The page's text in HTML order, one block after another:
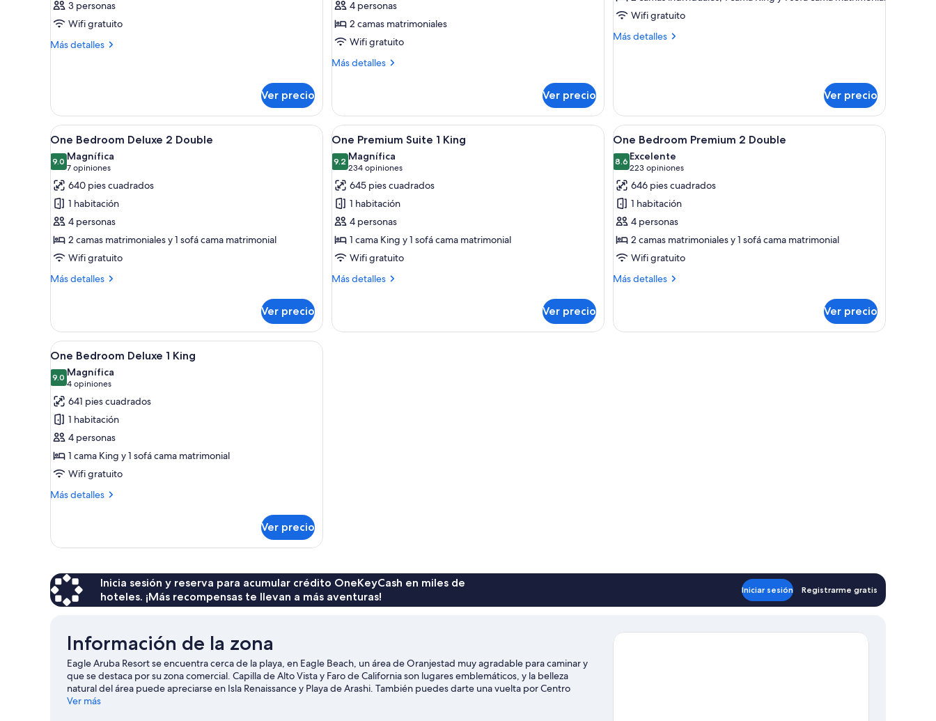
Habitación
3 personas
Wifi gratuito
Más detalles
Más
Ver precio
Room
Premium
4 personas
2 camas matrimoniales
Wifi gratuito
Más detalles
Más
Premium
Ver precio
Suite
Premium
Wifi gratuito
Más detalles
Más
Ver precio
Abrir
todas
las
fotos
de
One
Bedroom
Deluxe
2
Double
Una habitación de hotel con dos camas, una mesita de noche con lámpara, un cuadro enmarcado en la pared y un control remoto sobre una mesa de madera.
7
One Bedroom Deluxe 2 Double
9.09.0 de 10
Magnífica
7 opiniones
(7
opiniones)
640 pies cuadrados
1 habitación
4 personas
2 camas matrimoniales y 1 sofá cama matrimonial
Wifi gratuito
Más detalles
Más
Bedroom
Deluxe
2
Double
Ver precio
Abrir
todas
las
fotos
de
One
Premium
Suite
1
King
One Premium Suite 1 King | Ropa de cama de alta calidad y caja de seguridad en la habitación
7
One Premium Suite 1 King
9.29.2 de 10
Magnífica
234 opiniones
(234
opiniones)
645 pies cuadrados
1 habitación
4 personas
1 cama King y 1 sofá cama matrimonial
Wifi gratuito
Más detalles
Más
Premium
Ver precio
Abrir
todas
las
fotos
de
One
Bedroom
Premium
2
Double
Un salón luminoso con sofá, mesa de
6
One Bedroom Premium 2 Double
8.68.6 de 10
Excelente
223 opiniones
(223
opiniones)
646 pies cuadrados
1 habitación
4 personas
2 camas matrimoniales y 1 sofá cama matrimonial
Wifi gratuito
Más detalles
Más
Bedroom
Ver precio
Abrir
todas
las
fotos
de
One
Bedroom
Deluxe
1
King
Una persona apoyada en una ventana con vista a un área de piscina, incluyendo sombrillas y sillones de descanso.
9
One Bedroom Deluxe 1 King
9.09.0 de 10
Magnífica
4 opiniones
(4
opiniones)
641 pies cuadrados
1 habitación
4 personas
1 cama King y 1 sofá cama matrimonial
Wifi gratuito
Más detalles
Más
Bedroom
King
Ver precio
Inicia sesión y reserva para acumular crédito OneKeyCash en miles de
hoteles. ¡Más recompensas te llevan a más aventuras!
Iniciar sesión Registrarme gratis
Información de la zona
Eagle Aruba Resort se encuentra cerca de la playa, en Eagle Beach, un área de Oranjestad muy agradable para caminar y
que se destaca por su zona comercial. Capilla de Alto Vista y Faro de California son lugares emblemáticos, y la belleza
natural del área puede apreciarse en Isla Renaissance y Playa de Arashi. También puedes darte una vuelta por Centro
comercial Paseo Herencia y Ayuntamiento de Aruba. Las actividades como kayaks y buceo ofrecen una gran oportunidad
Ver más